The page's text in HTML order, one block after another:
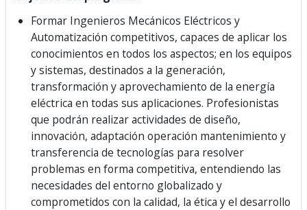
Formar Ingenieros Mecánicos Eléctricos y
Automatización competitivos, capaces de aplicar los
conocimientos en todos los aspectos; en los equipos
y sistemas, destinados a la generación,
transformación y aprovechamiento de la energía
eléctrica en todas sus aplicaciones. Profesionistas
que podrán realizar actividades de diseño,
innovación, adaptación operación mantenimiento y
transferencia de tecnologías para resolver
problemas en forma competitiva, entendiendo las
necesidades del entorno globalizado y
comprometidos con la calidad, la ética y el desarrollo